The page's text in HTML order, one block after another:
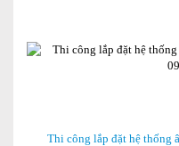
Thi công lắp đặt hệ thống